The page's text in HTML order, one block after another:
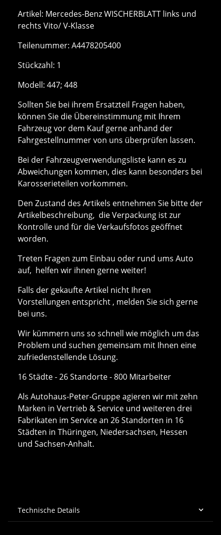
Artikel: Mercedes-Benz WISCHERBLATT links und
rechts Vito/ V-Klasse
Teilenummer: A4478205400
Stückzahl: 1
Modell: 447; 448
Sollten Sie bei ihrem Ersatzteil Fragen haben,
können Sie die Übereinstimmung mit Ihrem
Fahrzeug vor dem Kauf gerne anhand der
Fahrgestellnummer von uns überprüfen lassen.
Bei der Fahrzeugverwendungsliste kann es zu
Abweichungen kommen, dies kann besonders bei
Karosserieteilen vorkommen.
Den Zustand des Artikels entnehmen Sie bitte der
Artikelbeschreibung, die Verpackung ist zur
Kontrolle und für die Verkaufsfotos geöffnet
worden.
Treten Fragen zum Einbau oder rund ums Auto
auf, helfen wir ihnen gerne weiter!
Falls der gekaufte Artikel nicht Ihren
Vorstellungen entspricht , melden Sie sich gerne
bei uns.
Wir kümmern uns so schnell wie möglich um das
Problem und suchen gemeinsam mit Ihnen eine
zufriedenstellende Lösung.
16 Städte - 26 Standorte - 800 Mitarbeiter
Als Autohaus-Peter-Gruppe agieren wir mit zehn
Marken in Vertrieb & Service und weiteren drei
Fabrikaten im Service an 26 Standorten in 16
Städten in Thüringen, Niedersachsen, Hessen
und Sachsen-Anhalt.
Technische Details